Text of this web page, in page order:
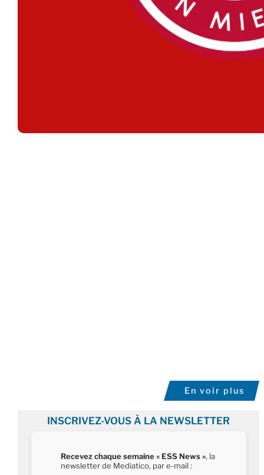
En voir plus
INSCRIVEZ-VOUS À LA NEWSLETTER
Recevez chaque semaine « ESS News », la
newsletter de Mediatico, par e-mail :